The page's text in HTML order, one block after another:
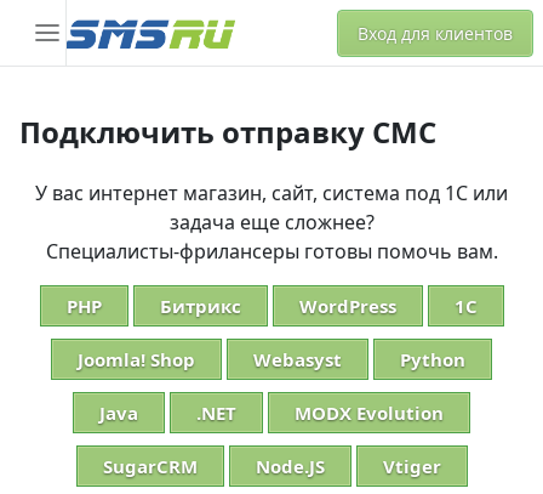
Вход для клиентов
Подключить отправку СМС
У вас интернет магазин, сайт, система под 1С или
задача еще сложнее?
Специалисты-фрилансеры готовы помочь вам.
PHP Битрикс WordPress 1С
Joomla! Shop Webasyst Python
Java .NET MODX Evolution
SugarCRM Node.JS Vtiger